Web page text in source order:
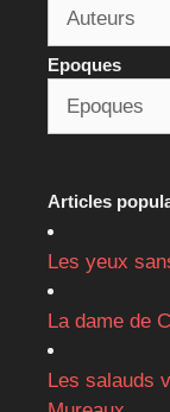
Epoques
Articles
Les yeux
La dame de
Les salauds